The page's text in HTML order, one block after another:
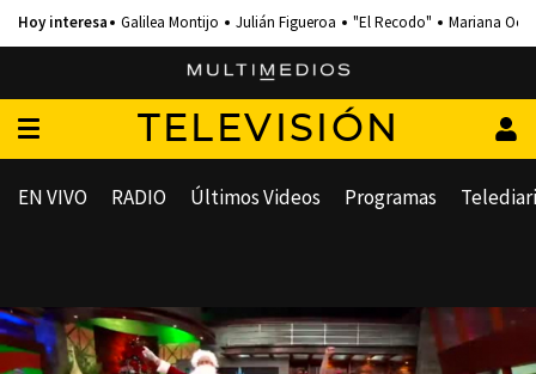
Galilea Montijo Julián Figueroa "El Recodo" Mariana
TELEVISIÓN
EN VIVO RADIO Últimos Videos Programas